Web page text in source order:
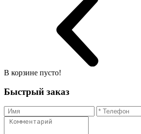
В корзине пусто!
Быстрый заказ